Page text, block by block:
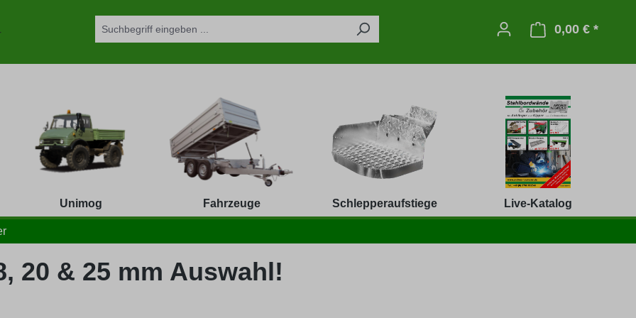
0,00 € *
Unimog Fahrzeuge Schlepperaufstiege Live-Katalog
20 & 25 mm Auswahl!